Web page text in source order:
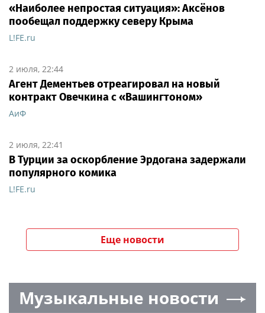
«Наиболее непростая ситуация»: Аксёнов
пообещал поддержку северу Крыма
L!FE.ru
2 июля, 22:44
Агент Дементьев отреагировал на новый
контракт Овечкина с «Вашингтоном»
АиФ
2 июля, 22:41
В Турции за оскорбление Эрдогана задержали
популярного комика
L!FE.ru
Еще новости
Музыкальные новости